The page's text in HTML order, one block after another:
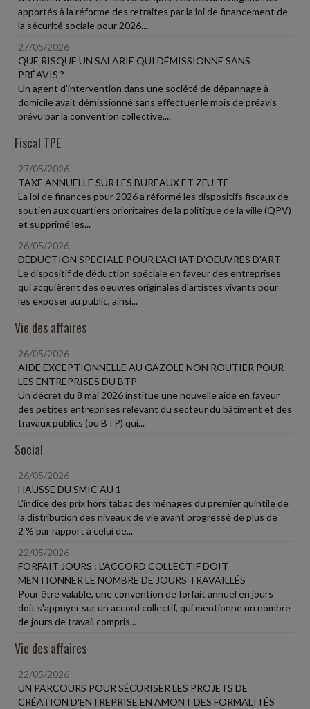
apportés à la réforme des retraites par la loi de financement de
la sécurité sociale pour 2026...
27/05/2026
QUE RISQUE UN SALARIE QUI DÉMISSIONNE SANS
PRÉAVIS ?
Un agent d'intervention dans une société de dépannage à
domicile avait démissionné sans effectuer le mois de préavis
prévu par la convention collective....
Fiscal TPE
27/05/2026
TAXE ANNUELLE SUR LES BUREAUX ET ZFU-TE
La loi de finances pour 2026 a réformé les dispositifs fiscaux de
soutien aux quartiers prioritaires de la politique de la ville (QPV)
et supprimé les...
26/05/2026
DÉDUCTION SPÉCIALE POUR L'ACHAT D'OEUVRES D'ART
Le dispositif de déduction spéciale en faveur des entreprises
qui acquièrent des oeuvres originales d'artistes vivants pour
les exposer au public, ainsi...
Vie des affaires
26/05/2026
AIDE EXCEPTIONNELLE AU GAZOLE NON ROUTIER POUR
LES ENTREPRISES DU BTP
Un décret du 8 mai 2026 institue une nouvelle aide en faveur
des petites entreprises relevant du secteur du bâtiment et des
travaux publics (ou BTP) qui...
Social
26/05/2026
HAUSSE DU SMIC AU 1
L'indice des prix hors tabac des ménages du premier quintile de
la distribution des niveaux de vie ayant progressé de plus de
2 % par rapport à celui de...
22/05/2026
FORFAIT JOURS : L'ACCORD COLLECTIF DOIT
MENTIONNER LE NOMBRE DE JOURS TRAVAILLÉS
Pour être valable, une convention de forfait annuel en jours
doit s'appuyer sur un accord collectif, qui mentionne un nombre
de jours de travail compris...
Vie des affaires
22/05/2026
UN PARCOURS POUR SÉCURISER LES PROJETS DE
CRÉATION D'ENTREPRISE EN AMONT DES FORMALITÉS